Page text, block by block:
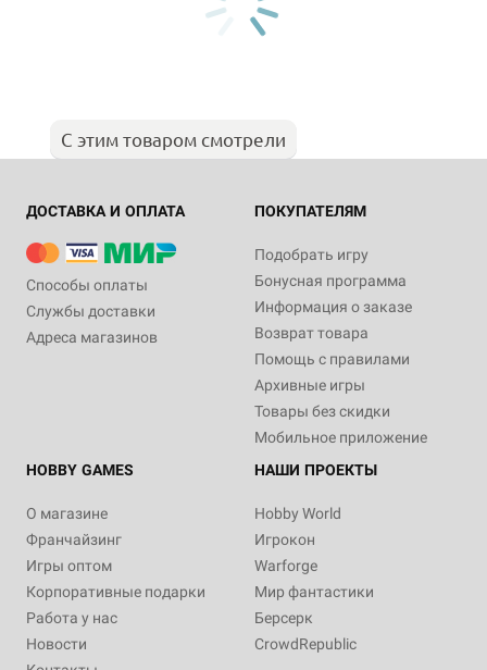
С этим товаром смотрели
ДОСТАВКА И ОПЛАТА
Способы оплаты
Службы доставки
Адреса магазинов
ПОКУПАТЕЛЯМ
Подобрать игру
Бонусная программа
Информация о заказе
Возврат товара
Помощь с правилами
Архивные игры
Товары без скидки
Мобильное приложение
HOBBY GAMES
О магазине
Франчайзинг
Игры оптом
Корпоративные подарки
Работа у нас
Новости
НАШИ ПРОЕКТЫ
Hobby World
Игрокон
Warforge
Мир фантастики
Берсерк
CrowdRepublic